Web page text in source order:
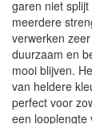
garen niet
meerdere
verwerken
duurzaam en
mooi blijven.
van heldere
perfect voor
een looplengte